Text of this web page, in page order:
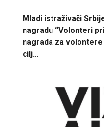
Mladi istraživači
nagradu “Volonteri
nagrada za
cilj…